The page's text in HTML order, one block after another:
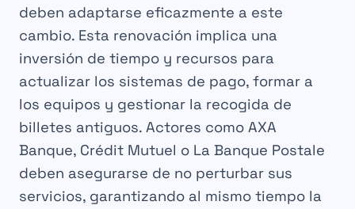
deben adaptarse eficazmente a este
cambio. Esta renovación implica una
inversión de tiempo y recursos para
actualizar los sistemas de pago, formar a
los equipos y gestionar la recogida de
billetes antiguos. Actores como AXA
Banque, Crédit Mutuel o La Banque Postale
deben asegurarse de no perturbar sus
servicios, garantizando al mismo tiempo la